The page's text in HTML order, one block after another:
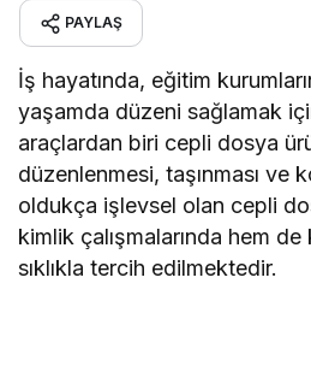
PAYLAŞ
İş hayatında, eğitim
yaşamda düzeni sağlamak
araçlardan biri cepli dosya
düzenlenmesi, taşınması ve
oldukça işlevsel olan cepli
kimlik çalışmalarında hem de
sıklıkla tercih edilmektedir.